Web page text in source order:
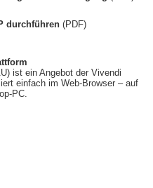
durchführen (PDF)
ist ein Angebot der Vivendi
einfach im Web-Browser – auf
PC.